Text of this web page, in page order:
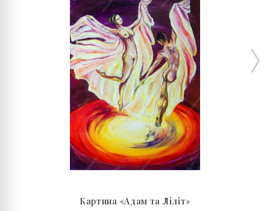
Картина «Адам та Ліліт»